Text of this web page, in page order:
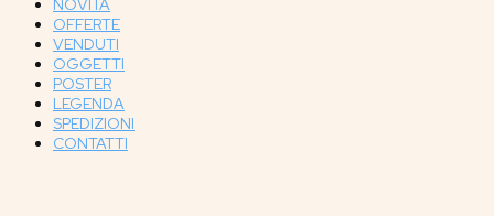
OFFERTE
VENDUTI
OGGETTI
POSTER
LEGENDA
SPEDIZIONI
CONTATTI